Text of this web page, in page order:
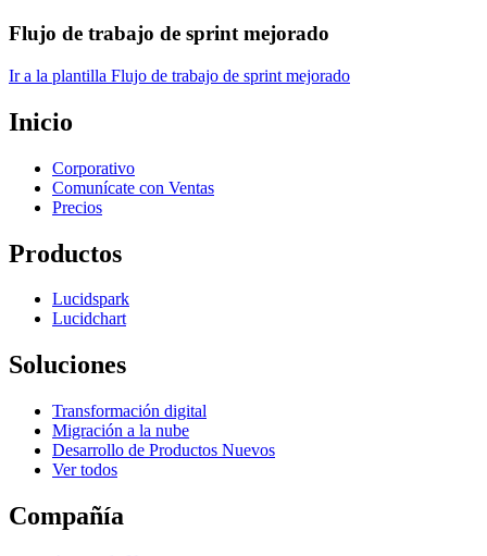
Flujo de trabajo de sprint mejorado
Ir a la plantilla Flujo de trabajo de sprint mejorado
Inicio
Corporativo
Comunícate con Ventas
Precios
Productos
Lucidspark
Lucidchart
Soluciones
Transformación digital
Migración a la nube
Desarrollo de Productos Nuevos
Ver todos
Compañía